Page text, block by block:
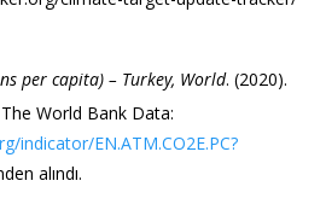
per capita) – Turkey, World. (2020).
World Bank Data:
indicator/EN.ATM.CO2E.PC?
alındı.